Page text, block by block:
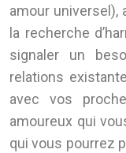
amour universel),
la recherche
signaler un
relations
avec vos
amoureux qui
qui vous pourrez